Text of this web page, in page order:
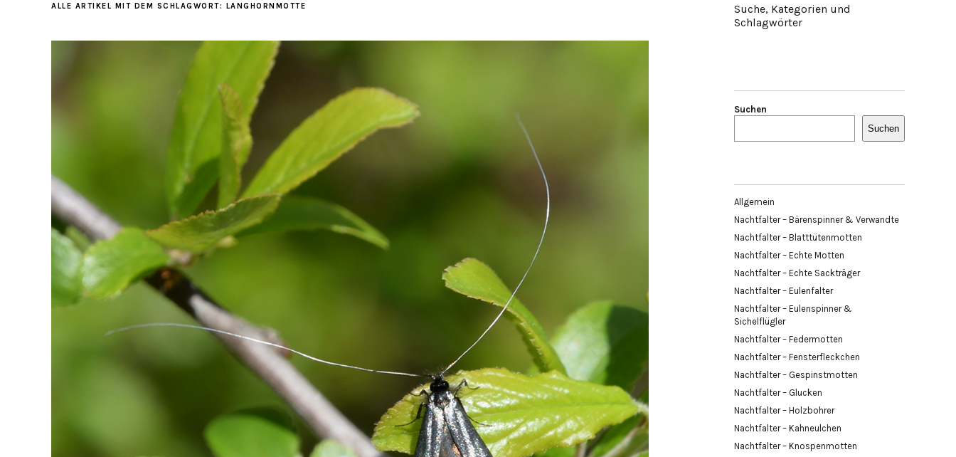
ALLE ARTIKEL MIT DEM SCHLAGWORT: LANGHORNMOTTE
Suche, Kategorien und
Schlagwörter
Suchen
Suchen
Allgemein
Nachtfalter – Bärenspinner & Verwandte
Nachtfalter – Blatttütenmotten
Nachtfalter – Echte Motten
Nachtfalter – Echte Sackträger
Nachtfalter – Eulenfalter
Nachtfalter – Eulenspinner &
Sichelflügler
Nachtfalter – Federmotten
Nachtfalter – Fensterfleckchen
Nachtfalter – Gespinstmotten
Nachtfalter – Glucken
Nachtfalter – Holzbohrer
Nachtfalter – Kahneulchen
Nachtfalter – Knospenmotten